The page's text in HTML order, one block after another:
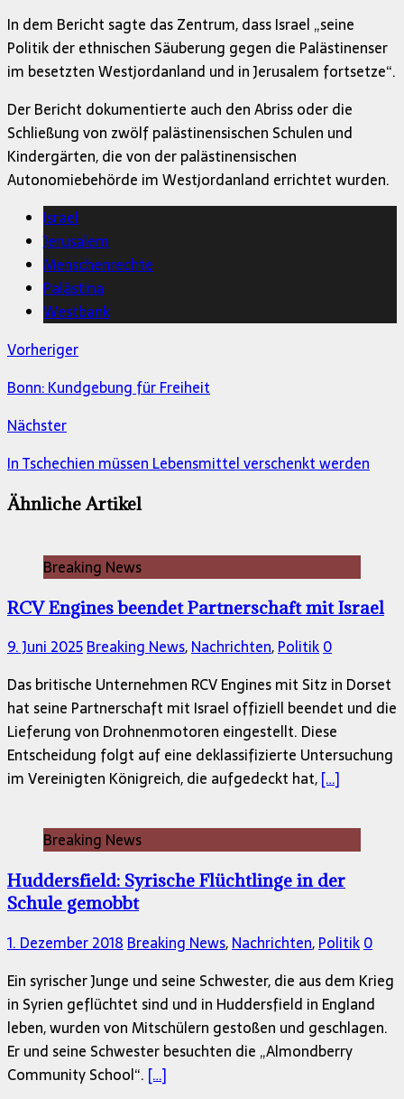
In dem Bericht sagte das Zentrum, dass Israel „seine
Politik der ethnischen Säuberung gegen die Palästinenser
im besetzten Westjordanland und in Jerusalem fortsetze“.
Der Bericht dokumentierte auch den Abriss oder die
Schließung von zwölf palästinensischen Schulen und
Kindergärten, die von der palästinensischen
Autonomiebehörde im Westjordanland errichtet wurden.
Israel
Jerusalem
Menschenrechte
Palästina
Westbank
Vorheriger
Bonn: Kundgebung für Freiheit
Nächster
In Tschechien müssen Lebensmittel verschenkt werden
Ähnliche Artikel
Breaking News
RCV Engines beendet Partnerschaft mit Israel
9. Juni 2025Breaking News,Nachrichten,Politik0
Das britische Unternehmen RCV Engines mit Sitz in Dorset
hat seine Partnerschaft mit Israel offiziell beendet und die
Lieferung von Drohnenmotoren eingestellt. Diese
Entscheidung folgt auf eine deklassifizierte Untersuchung
im Vereinigten Königreich, die aufgedeckt hat,[…]
Breaking News
Huddersfield: Syrische Flüchtlinge in der
Schule gemobbt
1. Dezember 2018 Breaking News,Nachrichten,Politik0
Ein syrischer Junge und seine Schwester, die aus dem Krieg
in Syrien geflüchtet sind und in Huddersfield in England
leben, wurden von Mitschülern gestoßen und geschlagen.
Er und seine Schwester besuchten die „Almondberry
Community School“. […]